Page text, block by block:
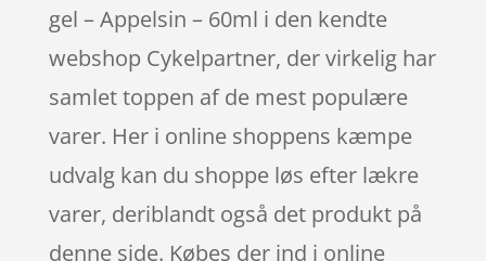
gel – Appelsin – 60ml i den kendte
webshop Cykelpartner, der virkelig har
samlet toppen af de mest populære
varer. Her i online shoppens kæmpe
udvalg kan du shoppe løs efter lækre
varer, deriblandt også det produkt på
denne side. Købes der ind i online